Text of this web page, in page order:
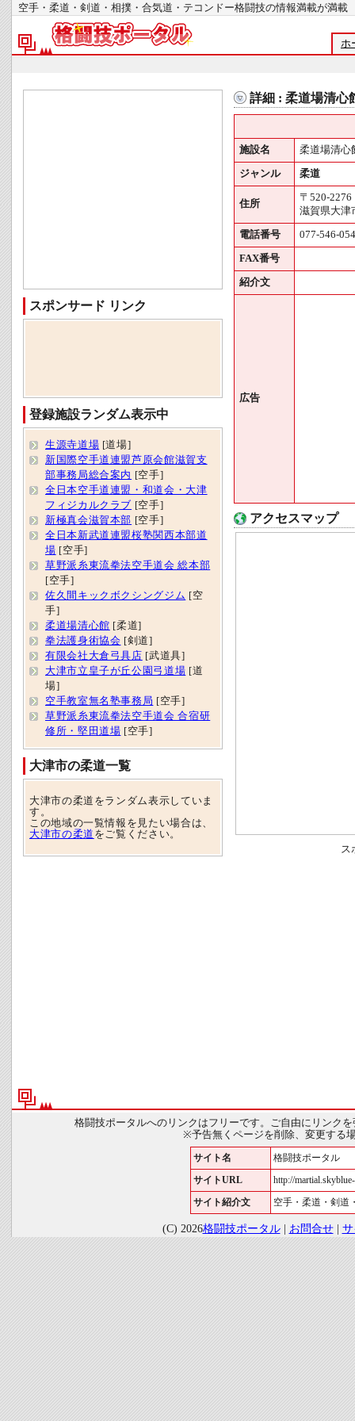
空手・柔道・剣道・相撲・合気道・テコンドー格闘技の情報満載が
ホ
詳細 : 柔道場清心
施設名 柔道場清心
ジャンル 柔道
住所
〒520-2276
滋賀県大津
電話番号 077-546-
FAX番号
紹介文
広告
アクセスマップ
ス
スポンサード リンク
登録施設ランダム表示中
生源寺道場 [道場]
新国際空手道連盟芦原会館滋賀支
部事務局総合案内 [空手]
全日本空手道連盟・和道会・大津
フィジカルクラブ [空手]
新極真会滋賀本部 [空手]
全日本新武道連盟桜塾関西本部道
場 [空手]
草野派糸東流拳法空手道会 総本部
[空手]
佐久間キックボクシングジム [空
手]
柔道場清心館 [柔道]
拳法護身術協会 [剣道]
有限会社大倉弓具店 [武道具]
大津市立皇子が丘公園弓道場 [道
場]
空手教室無名塾事務局 [空手]
草野派糸東流拳法空手道会 合宿研
修所・堅田道場 [空手]
大津市の柔道一覧
大津市の柔道をランダム表示していま
す。
この地域の一覧情報を見たい場合は、
大津市の柔道 をご覧ください。
格闘技ポータルへのリンクはフリーです。ご自由にリンク
※予告無くページを削除、変更する
サイト名 格闘技ポータル
サイトURL http://
サイト紹介文 空手・柔道・剣道
(C) 2026格闘技ポータル| お問合せ|